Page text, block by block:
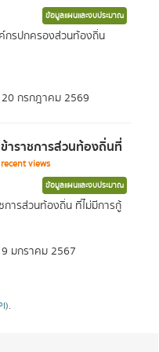
ข้อมูลแผนและงบประมาณ
ค์กรปกครองส่วนท้องถิ่น
กรกฎาคม 2569
ราชการส่วนท้องถิ่นที่
views
ข้อมูลแผนและงบประมาณ
ารส่วนท้องถิ่น ที่ไม่มีการกู้
มกราคม 2567
).